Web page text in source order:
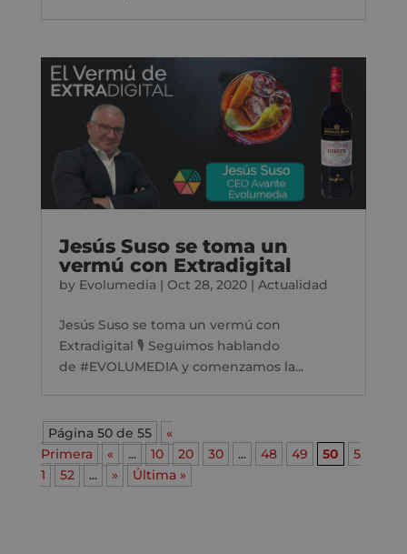
Jesús Suso se toma un
vermú con Extradigital
by Evolumedia | Oct 28, 2020| Actualidad
Jesús Suso se toma un vermú con
Extradigital 🎙 Seguimos hablando
de #EVOLUMEDIA y comenzamos la...
Página 50 de 55
«
Primera
« ... 10 20 30 ... 48 49 50
5
1
52 ... » Última »